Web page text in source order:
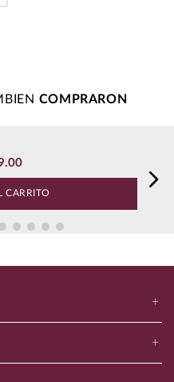
.00
CARRITO
+
+